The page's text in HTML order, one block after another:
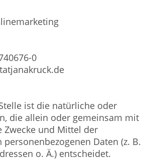
0
ist die natürliche oder
die allein oder gemeinsam mit
Zwecke und Mittel der
Daten (z. B.
o. Ä.) entscheidet.